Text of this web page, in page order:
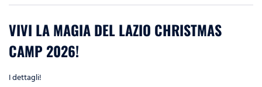
VIVI LA MAGIA DEL LAZIO CHRISTMAS
CAMP 2026!
I dettagli!